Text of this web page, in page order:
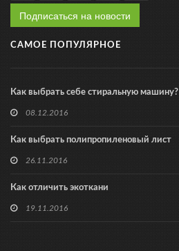
Подписаться на новости
САМОЕ ПОПУЛЯРНОЕ
Как выбрать себе стиральную машину?
08.12.2016
Как выбрать полипропиленовый лист
26.11.2016
Как отличить экоткани
19.11.2016